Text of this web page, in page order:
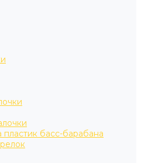
пластик басс-барабана